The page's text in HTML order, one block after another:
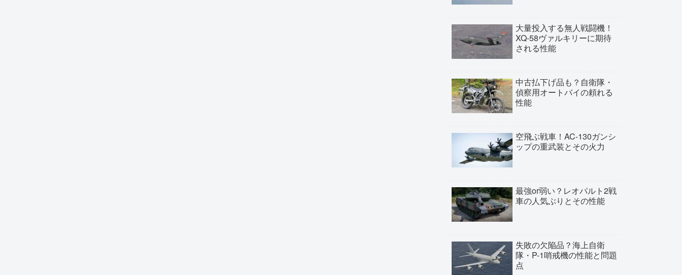
大量投入する無人戦闘機！
XQ-58ヴァルキリーに期待
される性能
中古払下げ品も？自衛隊・
偵察用オートバイの頼れる
性能
空飛ぶ戦車！AC-130ガンシ
ップの重武装とその火力
最強or弱い？レオパルト2戦
車の人気ぶりとその性能
失敗の欠陥品？海上自衛
隊・P-1哨戒機の性能と問題
点